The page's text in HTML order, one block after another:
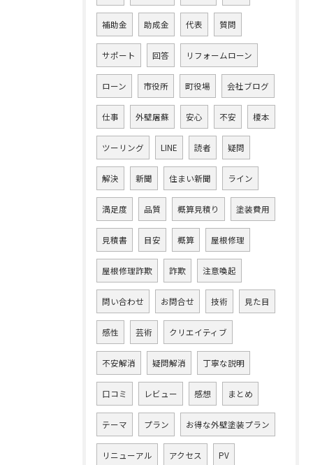
補助金 助成金 代表 質問
サポート 回答 リフォームローン
ローン 市役所 町役場 会社ブログ
仕事 外壁屠蘇 安心 不安 榎本
ツーリング LINE 読者 疑問
解決 新聞 住まい新聞 ライン
満足度 品質 概算見積り 塗装費用
見積書 目安 概算 屋根修理
屋根修理詐欺 詐欺 注意喚起
問い合わせ お問合せ 技術 見た目
感性 芸術 クリエイティブ
不安解消 疑問解消 丁寧な説明
口コミ レビュー 感想 まとめ
テーマ プラン お得な外壁塗装プラン
リニューアル アクセス PV